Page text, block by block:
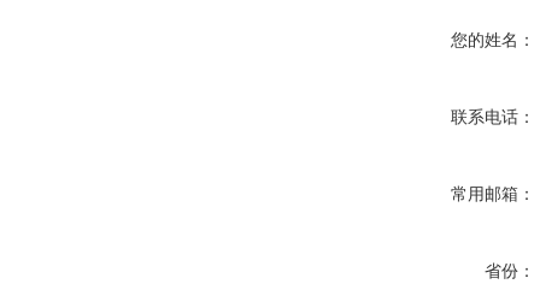
您的姓名：
联系电话：
常用邮箱：
省份：